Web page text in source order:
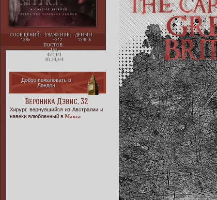
СООБЩЕНИЙ:
1285
УВАЖЕНИЕ:
+312
ДЕНЬГИ:
1240
ПОСТОВ:
153
421,1/1
01.24,4/4
Добро пожаловать в
Лондон
Вероника Дэвис, 32
Хирург, вернувшийся из Австралии и
навеки влюбленный в Макса